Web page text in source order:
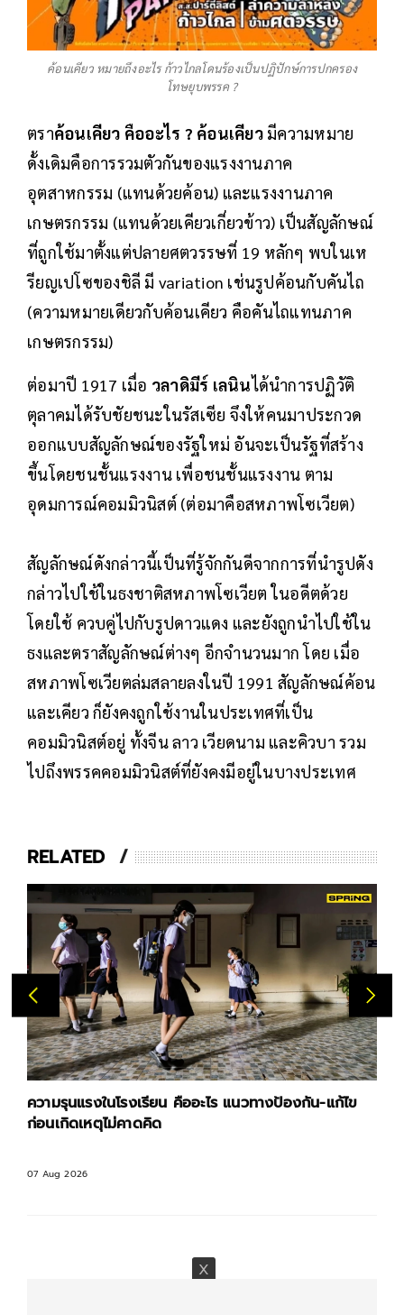
ค้อนเคียว หมายถึงอะไร ก้าวไกลโดนร้องเป็นปฏิปักษ์การปกครอง
โทษยุบพรรค ?
ตราค้อนเคียว คืออะไร ? ค้อนเคียว มีความหมาย
ดั้งเดิมคือการรวมตัวกันของแรงงานภาค
อุตสาหกรรม (แทนด้วยค้อน) และแรงงานภาค
เกษตรกรรม (แทนด้วยเคียวเกี่ยวข้าว) เป็นสัญลักษณ์
ที่ถูกใช้มาตั้งแต่ปลายศตวรรษที่ 19 หลักๆ พบในเห
รียญเปโซของชิลี มี variation เช่นรูปค้อนกับคันไถ
(ความหมายเดียวกับค้อนเคียว คือคันไถแทนภาค
เกษตรกรรม)
ต่อมาปี 1917 เมื่อ วลาดิมีร์ เลนินได้นำการปฏิวัติ
ตุลาคมได้รับชัยชนะในรัสเซีย จึงให้คนมาประกวด
ออกแบบสัญลักษณ์ของรัฐใหม่ อันจะเป็นรัฐที่สร้าง
ขึ้นโดยชนชั้นแรงงาน เพื่อชนชั้นแรงงาน ตาม
อุดมการณ์คอมมิวนิสต์ (ต่อมาคือสหภาพโซเวียต)
สัญลักษณ์ดังกล่าวนี้เป็นที่รู้จักกันดีจากการที่นำรูปดัง
กล่าวไปใช้ในธงชาติสหภาพโซเวียต ในอดีตด้วย
โดยใช้ ควบคู่ไปกับรูปดาวแดง และยังถูกนำไปใช้ใน
ธงและตราสัญลักษณ์ต่างๆ อีกจำนวนมาก โดย เมื่อ
สหภาพโซเวียตล่มสลายลงในปี 1991 สัญลักษณ์ค้อน
และเคียว ก็ยังคงถูกใช้งานในประเทศที่เป็น
คอมมิวนิสต์อยู่ ทั้งจีน ลาว เวียดนาม และคิวบา รวม
ไปถึงพรรคคอมมิวนิสต์ที่ยังคงมีอยู่ในบางประเทศ
RELATED
ความรุนแรงในโรงเรียน คืออะไร แนวทางป้องกัน-แก้ไข
ก่อนเกิดเหตุไม่คาดคิด
07 Aug 2026